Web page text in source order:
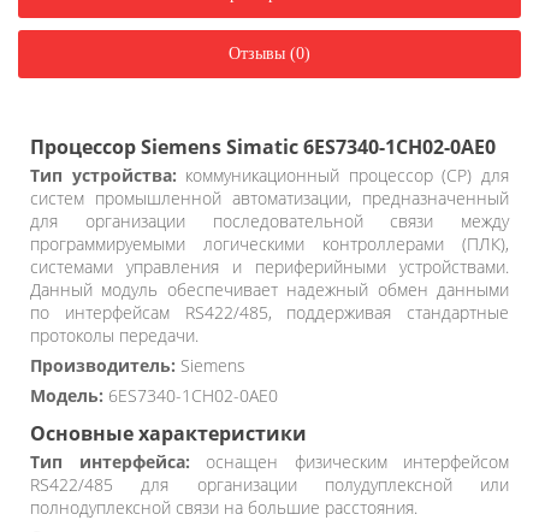
Отзывы (0)
Процессор Siemens Simatic 6ES7340-1CH02-0AE0
Тип устройства: коммуникационный процессор (CP) для
систем промышленной автоматизации, предназначенный
для организации последовательной связи между
программируемыми логическими контроллерами (ПЛК),
системами управления и периферийными устройствами.
Данный модуль обеспечивает надежный обмен данными
по интерфейсам RS422/485, поддерживая стандартные
протоколы передачи.
Производитель: Siemens
Модель: 6ES7340-1CH02-0AE0
Основные характеристики
Тип интерфейса: оснащен физическим интерфейсом
RS422/485 для организации полудуплексной или
полнодуплексной связи на большие расстояния.